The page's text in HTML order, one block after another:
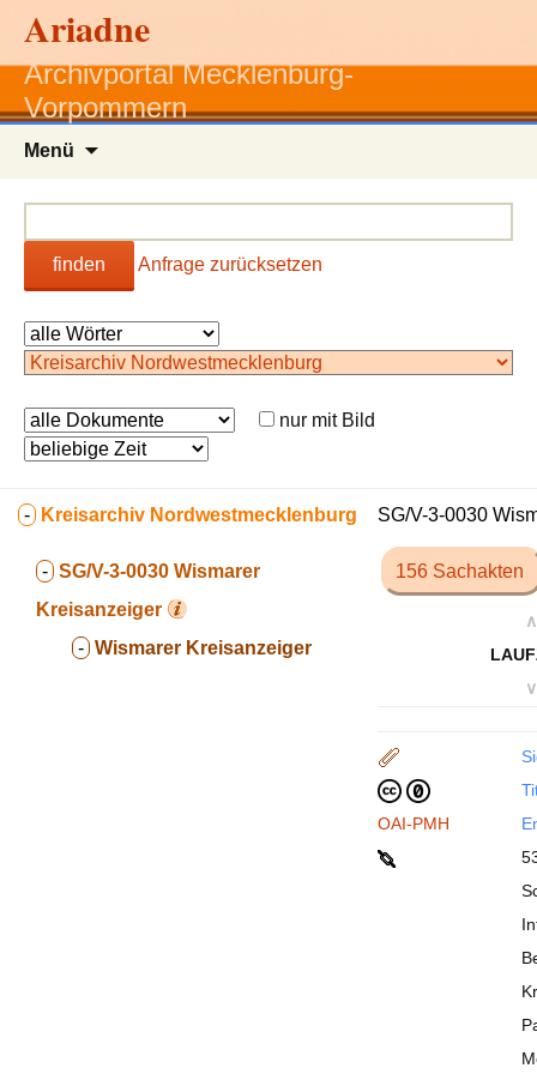
Ariadne
Archivportal Mecklenburg-
Vorpommern
Menü
finden Anfrage zurücksetzen
nur mit Bild
- Kreisarchiv Nordwestmecklenburg
- SG/V-3-0030 Wismarer
Kreisanzeiger
- Wismarer Kreisanzeiger
SG/V-3-0030
156 Sachakten
∧
∨
OAI-PMH